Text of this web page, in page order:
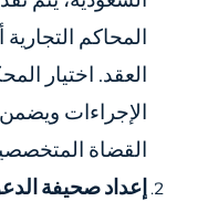
المحاكم
العقد. اختيار
الإجراءات
القضاة
إعداد صحيفة